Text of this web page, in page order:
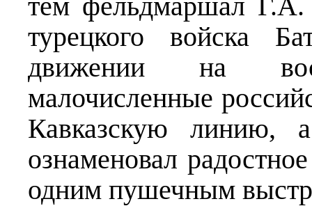
турецкого войска
движении на
малочисленные
Кавказскую линию,
ознаменовал
одним пушечным